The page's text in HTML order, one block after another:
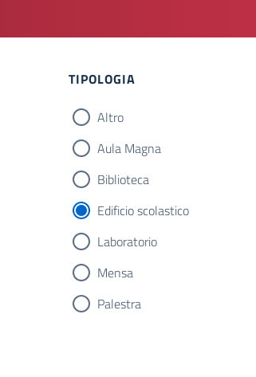
Filtri
TIPOLOGIA
Altro
Aula Magna
Biblioteca
Edificio scolastico
Laboratorio
Mensa
Palestra